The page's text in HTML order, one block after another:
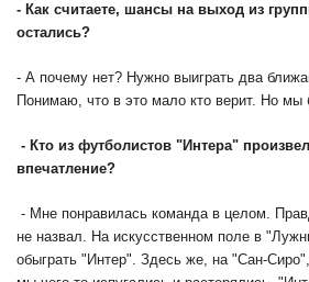
- Как считаете, шансы на выход из
остались?
- А почему нет? Нужно выиграть два
Понимаю, что в это мало кто верит. Но мы
- Кто из футболистов "Интера"
впечатление?
- Мне понравилась команда в целом.
не назвал. На искусственном поле в
обыграть "Интер". Здесь же, на "Сан-